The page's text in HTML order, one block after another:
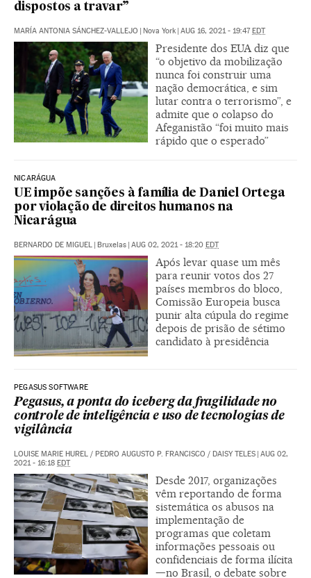
dispostos a travar”
MARÍA ANTONIA SÁNCHEZ-VALLEJO | Nova York | AUG 16, 2021 - 19:47EDT
Presidente dos EUA diz que
“o objetivo da mobilização
nunca foi construir uma
nação democrática, e sim
lutar contra o terrorismo”, e
admite que o colapso do
Afeganistão “foi muito mais
rápido que o esperado”
NICARÁGUA
UE impõe sanções à família de Daniel Ortega
por violação de direitos humanos na
Nicarágua
BERNARDO DE MIGUEL | Bruxelas | AUG 02, 2021 - 18:20 EDT
Após levar quase um mês
para reunir votos dos 27
países membros do bloco,
Comissão Europeia busca
punir alta cúpula do regime
depois de prisão de sétimo
candidato à presidência
PEGASUS SOFTWARE
Pegasus, a ponta do iceberg da fragilidade no
controle de inteligência e uso de tecnologias de
vigilância
LOUISE MARIE HUREL / PEDRO AUGUSTO P. FRANCISCO / DAISY TELES | AUG 02,
2021 - 16:18 EDT
Desde 2017, organizações
vêm reportando de forma
sistemática os abusos na
implementação de
programas que coletam
informações pessoais ou
confidenciais de forma ilícita
—no Brasil, o debate sobre